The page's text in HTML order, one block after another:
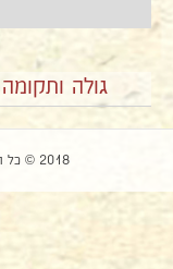
גולה ותקומה
2018 © כל הזכויות שמורות ליוסי עופר "גולה ותקומה"